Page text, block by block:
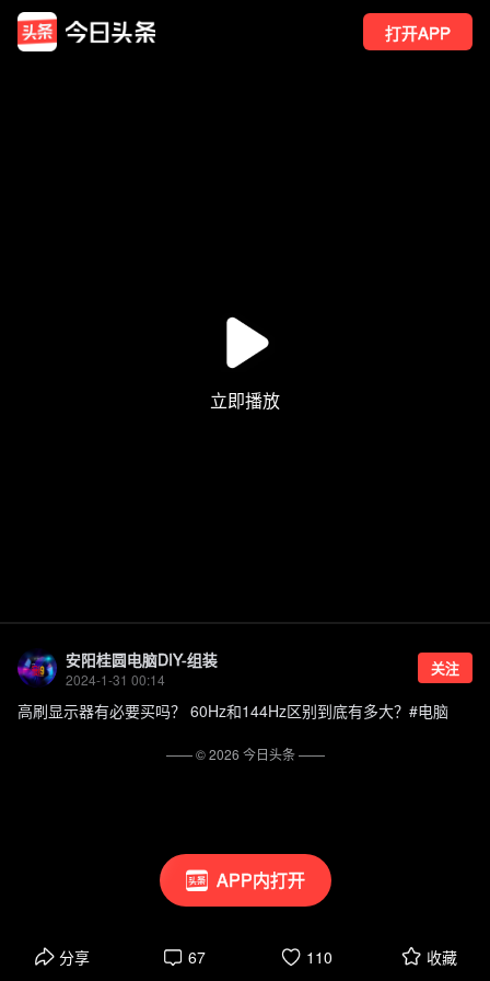
打开APP
APP内打开
安阳桂圆电脑DIY-组装
2024-1-31 00:14
关注
高刷显示器有必要买吗？ 60Hz和144Hz区别到底有多大？#电脑
分享 67 110 收藏
—— ©2026 今日头条——